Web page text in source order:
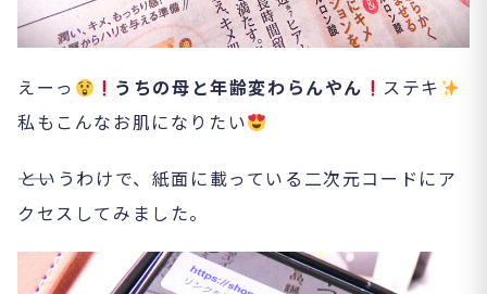
えーっ うちの母と年齢変わらんやん
ステキ
私もこんなお肌になりたい
――というわけで、紙面に載っている二次元コードにア
クセスしてみました。